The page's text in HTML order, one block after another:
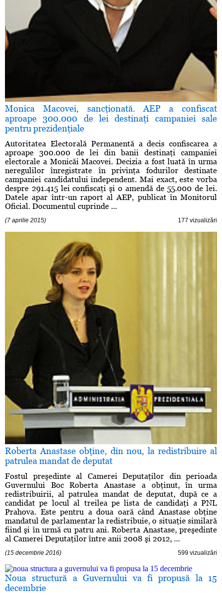
Monica Macovei, sancţionată. AEP a confiscat
aproape 300.000 de lei destinaţi campaniei sale
pentru prezidenţiale
Autoritatea Electorală Permanentă a decis confiscarea a
aproape 300.000 de lei din banii destinaţi campaniei
electorale a Monicăi Macovei. Decizia a fost luată în urma
neregulilor înregistrate în privinţa fodurilor destinate
campaniei candidatului independent. Mai exact, este vorba
despre 291.415 lei confiscaţi şi o amendă de 55.000 de lei.
Datele apar într-un raport al AEP, publicat în Monitorul
Oficial. Documentul cuprinde ...
(7 aprilie 2015) 177 vizualizări
Roberta Anastase obţine, din nou, la redistribuire al
patrulea mandat de deputat
Fostul preşedinte al Camerei Deputaţilor din perioada
Guvernului Boc Roberta Anastase a obţinut, în urma
redistribuirii, al patrulea mandat de deputat, după ce a
candidat pe locul al treilea pe lista de candidaţi a PNL
Prahova. Este pentru a doua oară când Anastase obţine
mandatul de parlamentar la redistribuie, o situaţie similară
fiind şi în urmă cu patru ani. Roberta Anastase, preşedinte
al Camerei Deputaţilor între anii 2008 şi 2012, ...
(15 decembrie 2016) 599 vizualizări
Noua structură a Guvernului va fi propusă la 15
decembrie